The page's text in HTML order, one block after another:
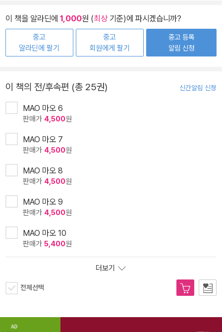
이 책을 알라딘에 1,000원 (최상기준)에 파시겠습니까?
중고
알라딘에 팔기
중고
회원에게 팔기
중고 등록
알림 신청
이 책의 전/후속편 (총 25권) 신간알림 신청
MAO 마오 6
판매가 4,500원
MAO 마오 7
판매가 4,500원
MAO 마오 8
판매가 4,500원
MAO 마오 9
판매가 4,500원
MAO 마오 10
판매가 5,400원
더보기
전체선택